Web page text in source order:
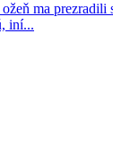
ma prezradili
iní...